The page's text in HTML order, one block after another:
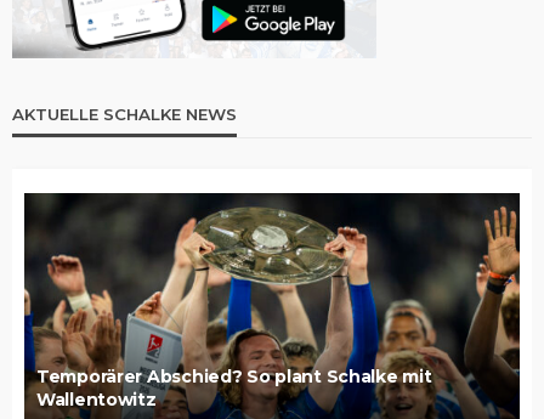
AKTUELLE SCHALKE NEWS
Temporärer Abschied? So plant Schalke mit
Wallentowitz